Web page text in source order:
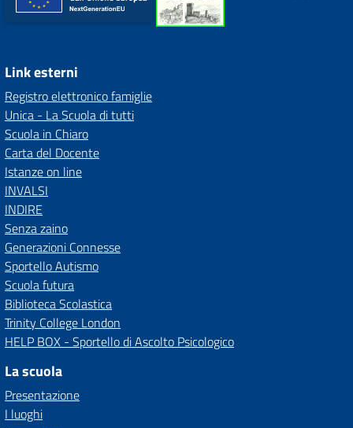
Link esterni
Registro elettronico famiglie
Unica - La Scuola di tutti
Scuola in Chiaro
Carta del Docente
Istanze on line
INVALSI
INDIRE
Senza zaino
Generazioni Connesse
Sportello Autismo
Scuola futura
Biblioteca Scolastica
Trinity College London
HELP BOX - Sportello di Ascolto Psicologico
La scuola
Presentazione
I luoghi